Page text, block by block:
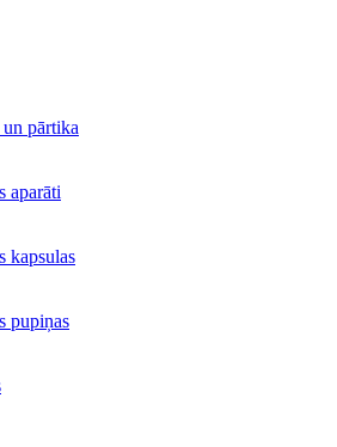
pārtika
aparāti
kapsulas
pupiņas